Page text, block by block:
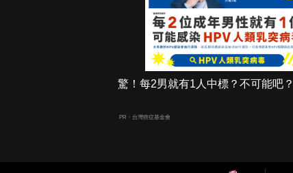
驚！每2男就有1人中標？不可能吧？
PR・台灣癌症基金會